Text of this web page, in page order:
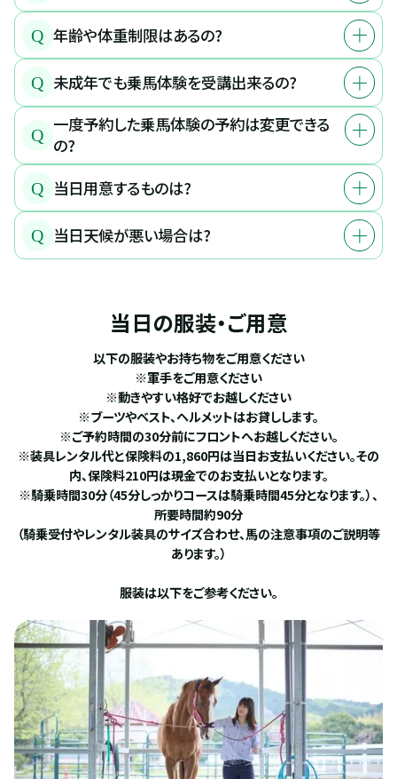
Q 年齢や体重制限はあるの?
Q 未成年でも乗馬体験を受講出来るの?
Q 一度予約した乗馬体験の予約は変更できる
の?
Q 当日用意するものは?
Q 当日天候が悪い場合は?
当日の服装・ご用意
以下の服装やお持ち物をご用意ください
※軍手をご用意ください
※動きやすい格好でお越しください
※ブーツやベスト、ヘルメットはお貸しします。
※ご予約時間の30分前にフロントへお越しください。
※装具レンタル代と保険料の1,860円は当日お支払いください。その
内、保険料210円は現金でのお支払いとなります。
※騎乗時間30分（45分しっかりコースは騎乗時間45分となります。）、
所要時間約90分
（騎乗受付やレンタル装具のサイズ合わせ、馬の注意事項のご説明等
あります。）
服装は以下をご参考ください。